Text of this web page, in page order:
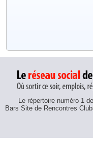
Le répertoire numéro 1
Bars Site de Rencontres